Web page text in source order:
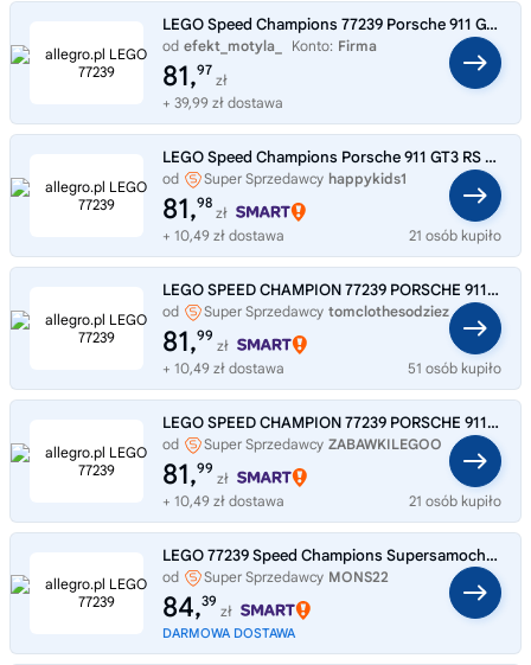
LEGO Speed Champions 77239 Porsche 911 GT3 RS Supercar
od efekt_motyla_ Konto: Firma
81,97
zł
+ 39,99 zł dostawa
LEGO Speed Champions Porsche 911 GT3 RS Supercar 77239
od Super Sprzedawcy happykids1
81,98
zł
+ 10,49 zł dostawa
21 osób kupiło
LEGO SPEED CHAMPION 77239 PORSCHE 911 GT3 RS ZABAWA PREZENT 9+
od Super Sprzedawcy tomclothesodziez
81,99
zł
+ 10,49 zł dostawa
51 osób kupiło
LEGO SPEED CHAMPION 77239 PORSCHE 911 GT3 RS ZABAWA PREZENT 9+
od Super Sprzedawcy ZABAWKILEGOO
81,99
zł
+ 10,49 zł dostawa
21 osób kupiło
LEGO 77239 Speed Champions Supersamochód Porsche 911 GT3 RS
od Super Sprzedawcy MONS22
84,39
zł
DARMOWA DOSTAWA